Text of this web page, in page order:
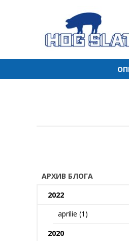
АРХИВ БЛОГА
2022
aprilie (1)
2020